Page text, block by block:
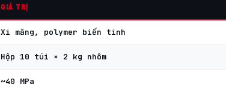
GIÁ TRỊ
Xi măng, polymer biến tính
Hộp 10 túi × 2 kg nhôm
~40 MPa